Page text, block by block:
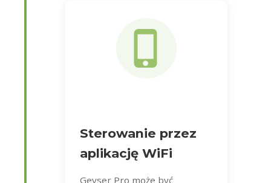
Sterowanie przez
aplikację WiFi
Geyser Pro może być